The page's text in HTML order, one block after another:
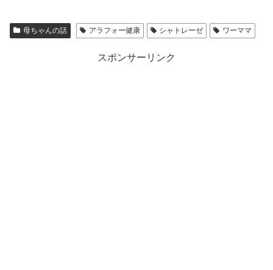
母ちゃんの話 アラフォー健康 シャトレーゼ ワーママ
スポンサーリンク